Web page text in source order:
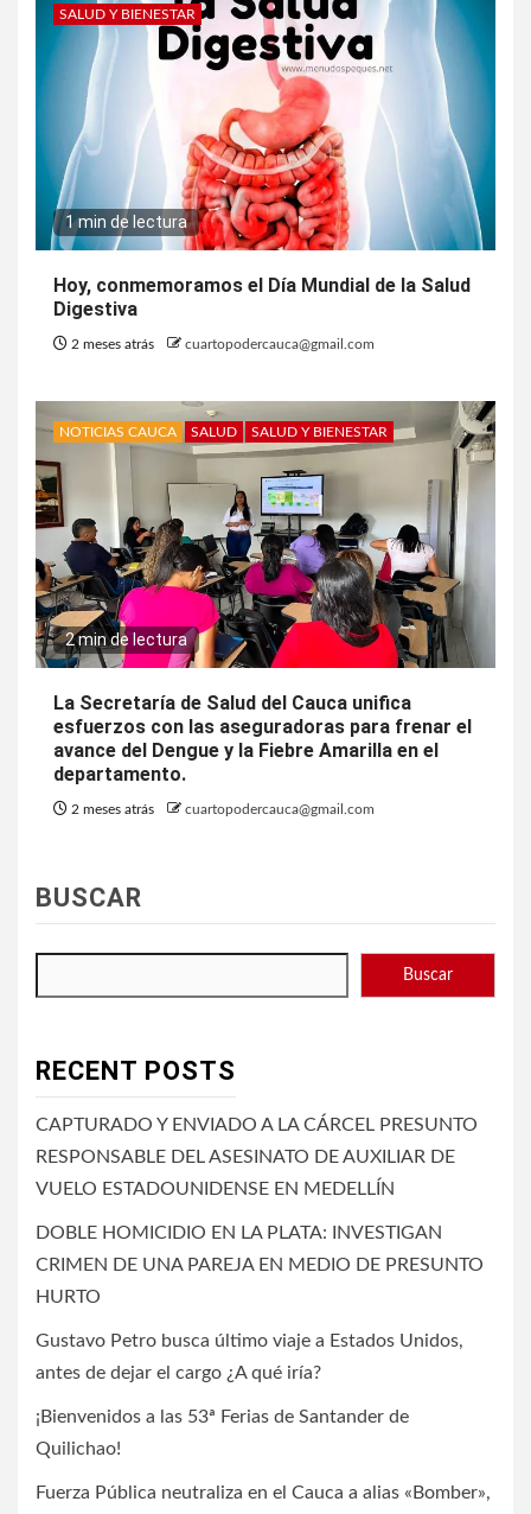
SALUD Y BIENESTAR
1 min de lectura
Hoy, conmemoramos el Día Mundial de la Salud
Digestiva
2 meses atrás cuartopodercauca@gmail.com
NOTICIAS CAUCA SALUD SALUD Y BIENESTAR
2 min de lectura
La Secretaría de Salud del Cauca unifica
esfuerzos con las aseguradoras para frenar el
avance del Dengue y la Fiebre Amarilla en el
departamento.
2 meses atrás cuartopodercauca@gmail.com
BUSCAR
Buscar
RECENT POSTS
CAPTURADO Y ENVIADO A LA CÁRCEL PRESUNTO
RESPONSABLE DEL ASESINATO DE AUXILIAR DE
VUELO ESTADOUNIDENSE EN MEDELLÍN
DOBLE HOMICIDIO EN LA PLATA: INVESTIGAN
CRIMEN DE UNA PAREJA EN MEDIO DE PRESUNTO
HURTO
Gustavo Petro busca último viaje a Estados Unidos,
antes de dejar el cargo ¿A qué iría?
¡Bienvenidos a las 53ª Ferias de Santander de
Quilichao!
Fuerza Pública neutraliza en el Cauca a alias «Bomber»,